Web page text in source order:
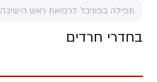
תפילה בפוניבז' לרפואת ראש
בחדרי חרדים